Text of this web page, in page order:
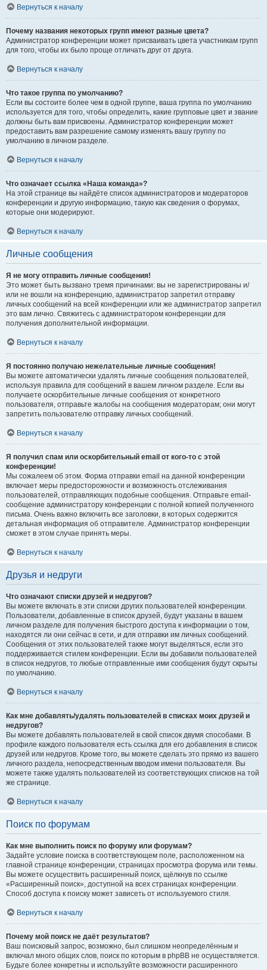
Вернуться к началу
Почему названия некоторых групп имеют разные цвета?
Администратор конференции может присваивать цвета участникам групп
для того, чтобы их было проще отличать друг от друга.
Вернуться к началу
Что такое группа по умолчанию?
Если вы состоите более чем в одной группе, ваша группа по умолчанию
используется для того, чтобы определить, какие групповые цвет и звание
должны быть вам присвоены. Администратор конференции может
предоставить вам разрешение самому изменять вашу группу по
умолчанию в личном разделе.
Вернуться к началу
Что означает ссылка «Наша команда»?
На этой странице вы найдёте список администраторов и модераторов
конференции и другую информацию, такую как сведения о форумах,
которые они модерируют.
Вернуться к началу
Личные сообщения
Я не могу отправить личные сообщения!
Это может быть вызвано тремя причинами: вы не зарегистрированы и/
или не вошли на конференцию, администратор запретил отправку
личных сообщений на всей конференции или же администратор запретил
это вам лично. Свяжитесь с администратором конференции для
получения дополнительной информации.
Вернуться к началу
Я постоянно получаю нежелательные личные сообщения!
Вы можете автоматически удалять личные сообщения пользователей,
используя правила для сообщений в вашем личном разделе. Если вы
получаете оскорбительные личные сообщения от конкретного
пользователя, отправьте жалобы на сообщения модераторам; они могут
запретить пользователю отправку личных сообщений.
Вернуться к началу
Я получил спам или оскорбительный email от кого-то с этой
конференции!
Мы сожалеем об этом. Форма отправки email на данной конференции
включает меры предосторожности и возможность отслеживания
пользователей, отправляющих подобные сообщения. Отправьте email-
сообщение администратору конференции с полной копией полученного
письма. Очень важно включить все заголовки, в которых содержится
детальная информация об отправителе. Администратор конференции
сможет в этом случае принять меры.
Вернуться к началу
Друзья и недруги
Что означают списки друзей и недругов?
Вы можете включать в эти списки других пользователей конференции.
Пользователи, добавленные в список друзей, будут указаны в вашем
личном разделе для получения быстрого доступа к информации о том,
находятся ли они сейчас в сети, и для отправки им личных сообщений.
Сообщения от этих пользователей также могут выделяться, если это
поддерживается стилем конференции. Если вы добавили пользователей
в список недругов, то любые отправленные ими сообщения будут скрыты
по умолчанию.
Вернуться к началу
Как мне добавлять/удалять пользователей в списках моих друзей и
недругов?
Вы можете добавлять пользователей в свой список двумя способами. В
профиле каждого пользователя есть ссылка для его добавления в список
друзей или недругов. Кроме того, вы можете сделать это прямо из вашего
личного раздела, непосредственным вводом имени пользователя. Вы
можете также удалять пользователей из соответствующих списков на той
же странице.
Вернуться к началу
Поиск по форумам
Как мне выполнить поиск по форуму или форумам?
Задайте условие поиска в соответствующем поле, расположенном на
главной странице конференции, страницах просмотра форума или темы.
Вы можете осуществить расширенный поиск, щёлкнув по ссылке
«Расширенный поиск», доступной на всех страницах конференции.
Способ доступа к поиску может зависеть от используемого стиля.
Вернуться к началу
Почему мой поиск не даёт результатов?
Ваш поисковый запрос, возможно, был слишком неопределённым и
включал много общих слов, поиск по которым в phpBB не осуществляется.
Будьте более конкретны и используйте возможности расширенного